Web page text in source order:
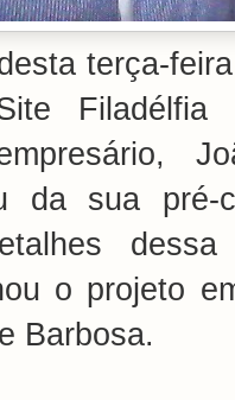
terça-
da sua
o projeto
Barbosa.